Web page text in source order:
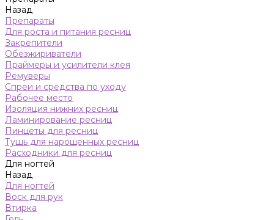
Назад
Препараты
Для роста и питания ресниц
Закрепители
Обезжириватели
Праймеры и усилители клея
Ремуверы
Спреи и средства по уходу
Рабочее место
Изоляция нижних ресниц
Ламинирование ресниц
Пинцеты для ресниц
Тушь для нарощенных ресниц
Расходники для ресниц
Для ногтей
Назад
Для ногтей
Воск для рук
Втирка